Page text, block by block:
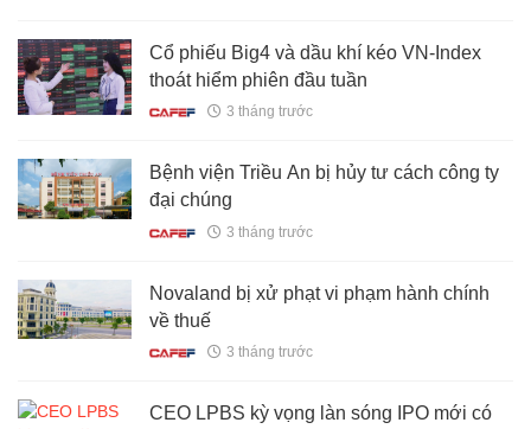
Cổ phiếu Big4 và dầu khí kéo VN-Index
thoát hiểm phiên đầu tuần
3 tháng trước
Bệnh viện Triều An bị hủy tư cách công ty
đại chúng
3 tháng trước
Novaland bị xử phạt vi phạm hành chính
về thuế
3 tháng trước
CEO LPBS kỳ vọng làn sóng IPO mới có